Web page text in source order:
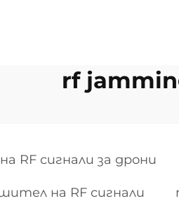
rf
RF сигнали за дрони
на RF сигнали